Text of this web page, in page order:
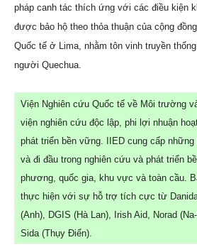
pháp canh tác thích ứng với các điều kiện
được bảo hộ theo thỏa thuận của cộng
Quốc tế ở Lima, nhằm tôn vinh truyền
người Quechua.
Viện Nghiên cứu Quốc tế về Môi trường
viện nghiên cứu độc lập, phi lợi nhuận
phát triển bền vững. IIED cung cấp
và đi đầu trong nghiên cứu và phát triển
phương, quốc gia, khu vực và toàn cầu.
thực hiện với sự hỗ trợ tích cực từ
(Anh), DGIS (Hà Lan), Irish Aid, Norad
Sida (Thụy Điển).